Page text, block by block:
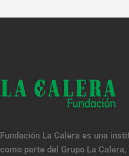
Fundación La Calera es una
como parte del Grupo La